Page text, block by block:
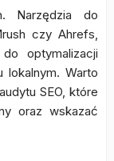
Narzędzia do
czy Ahrefs,
optymalizacji
Warto
SEO, które
oraz wskazać